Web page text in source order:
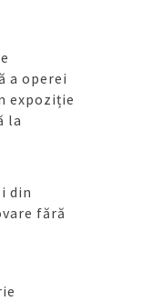
a operei
expoziție
la
din
fără